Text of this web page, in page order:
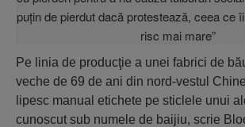
Pe linia de producţie a unei fabrici de
veche de 69 de ani din nord-vestul
lipesc manual etichete pe sticlele unui
cunoscut sub numele de baijiu, scrie